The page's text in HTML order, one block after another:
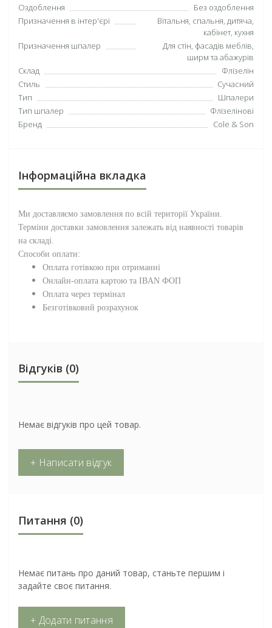
Оздоблення
Без оздоблення
Призначення в інтер'єрі
Вітальня, спальня, дитяча,
кабінет, кухня
Призначення шпалер
Для стін, фасадів меблів,
ширм та абажурів
Склад
Флізелін
Стиль
Сучасний
Тип
Шпалери
Тип шпалер
Флізелінові
Бренд
Cole & Son
Інформаційна вкладка
Ми доставляємо замовлення по всій території України.
Терміни доставки замовлення залежать від наявності товарів
на складі.
Способи оплати:
Оплата готівкою при отриманні
Онлайн-оплата картою та IBAN ФОП
Оплата через термінал
Безготівковий розрахунок
Відгуків (0)
Немає відгуків про цей товар.
+ Написати відгук
Питання (0)
Немає питань про даний товар, станьте першим і
задайте своє питання.
+ Додати питання